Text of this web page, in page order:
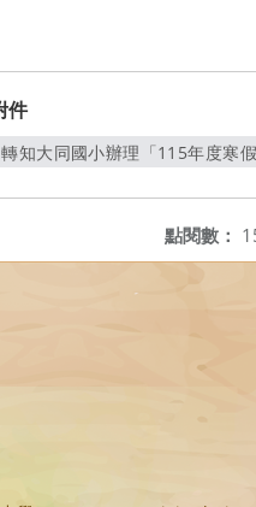
件
轉知大同國小辦理「115年度寒
點閱數：